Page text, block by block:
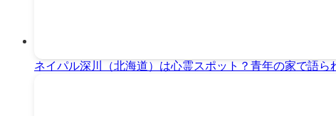
ネイパル深川（北海道）は心霊スポット？青年の家で語ら